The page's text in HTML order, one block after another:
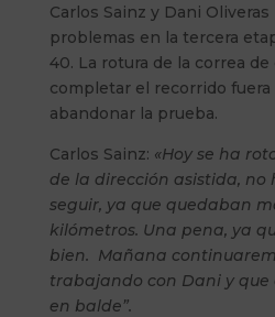
Carlos Sainz y Dani
problemas en la tercera
40. La rotura de la correa
completar el recorrido fuera
abandonar la prueba.
Carlos Sainz: «Hoy se ha
de la dirección asistida, no
seguir, ya que quedaban
kilómetros. Una pena, ya
bien. Mañana
trabajando con Dani y que
en balde”.